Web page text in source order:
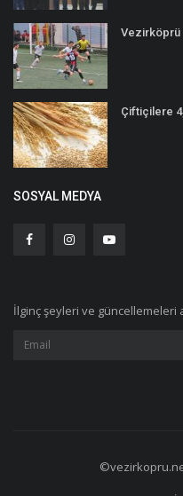
Vezirköprü
Çiftiçilere
SOSYAL MEDYA
İlginç şeyleri ve güncellemeleri